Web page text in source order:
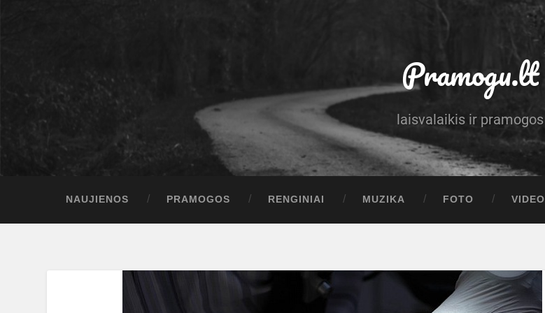
Pramogu.lt
laisvalaikis ir pramogos
NAUJIENOS PRAMOGOS RENGINIAI MUZIKA FOTO VIDEO